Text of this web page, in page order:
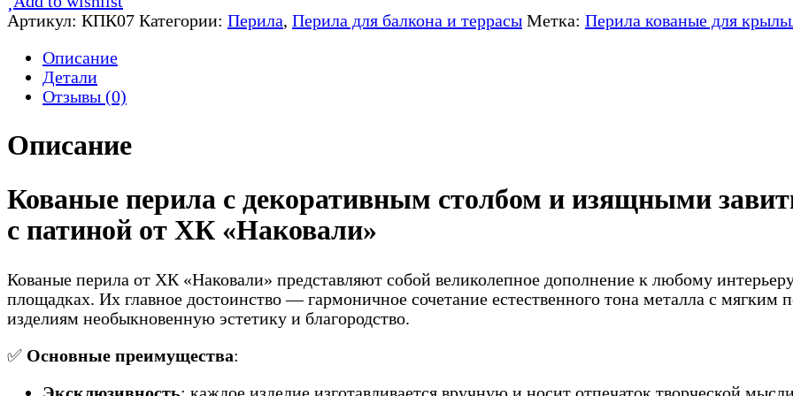
перила
для
крыльца
КПК07
Артикул: КПК07 Категории: Перила, Перила для балкона и террасы Метка: Перила кованые для
Описание
Детали
Отзывы (0)
Описание
Кованые перила с декоративным столбом и изящными
с патиной от ХК «Наковали»
Кованые перила от ХК «Наковали» представляют собой великолепное дополнение к любому
площадках. Их главное достоинство — гармоничное сочетание естественного тона металла с мягким
изделиям необыкновенную эстетику и благородство.
✅ Основные преимущества: